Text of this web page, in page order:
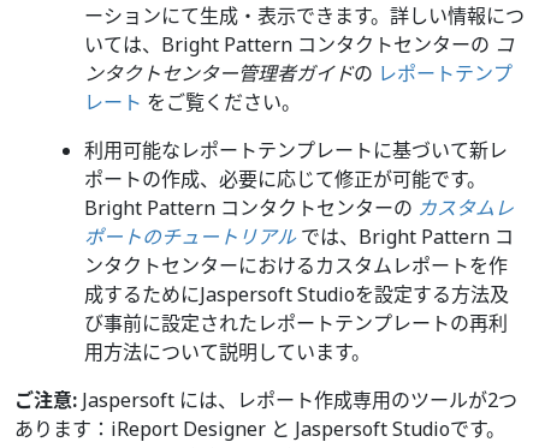
ーションにて生成・表示できます。詳しい情報につ
いては、Bright Pattern コンタクトセンターの コ
ンタクトセンター管理者ガイドの レポートテンプ
レート をご覧ください。
利用可能なレポートテンプレートに基づいて新レ
ポートの作成、必要に応じて修正が可能です。
Bright Pattern コンタクトセンターの カスタムレ
ポートのチュートリアルでは、Bright Pattern コ
ンタクトセンターにおけるカスタムレポートを作
成するためにJaspersoft Studioを設定する方法及
び事前に設定されたレポートテンプレートの再利
用方法について説明しています。
ご注意: Jaspersoft には、レポート作成専用のツールが2つ
あります：iReport Designer と Jaspersoft Studioです。